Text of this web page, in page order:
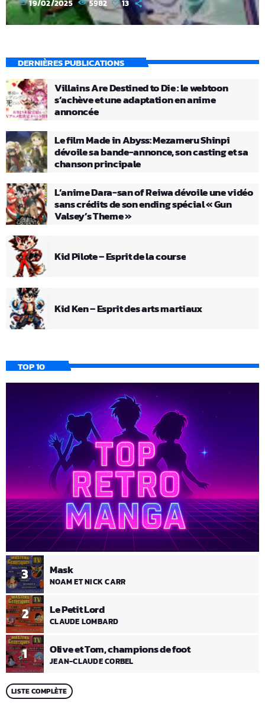
19/02/2025 5982 13
DERNIÈRES PUBLICATIONS
Villains Are Destined to Die : le webtoon
s’achève et une adaptation en anime
annoncée
Le film Made in Abyss: Mezameru Shinpi
dévoile sa bande-annonce, son casting et sa
chanson principale
L’anime Dara-san of Reiwa dévoile une vidéo
sans crédits de son ending spécial « Gun
Valsey’s Theme »
Kid Pilote – Esprit de la course
Kid Ken – Esprit des arts martiaux
TOP 10
1 Olive et Tom, champions de foot
JEAN-CLAUDE CORBEL
2 Le Petit Lord
CLAUDE LOMBARD
3 Mask
NOAM ET NICK CARR
LISTE COMPLÈTE